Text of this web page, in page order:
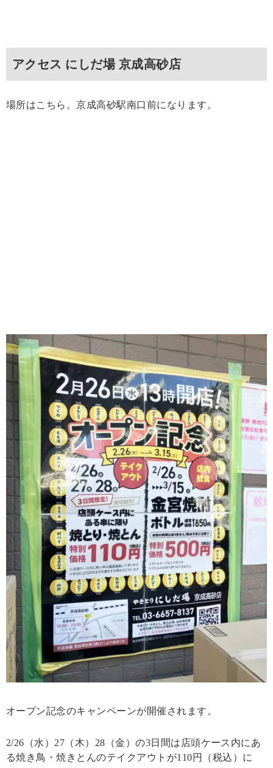
アクセス にしだ場 京成高砂店
場所はこちら。京成高砂駅南口前になります。
オープン記念のキャンペーンが開催されます。
2/26（水）27（木）28（金）の3日間は店頭ケース内にあ
る焼き鳥・焼きとんのテイクアウトが110円（税込）に